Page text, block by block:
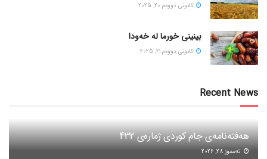
كانونی دووه‌م 20, 2025
بینینی خورما لە خەودا
كانونی دووه‌م 21, 2025
Recent News
هەفتەنامەی جام کوردی ژمارەی 432
ته‌مموز 28, 2026